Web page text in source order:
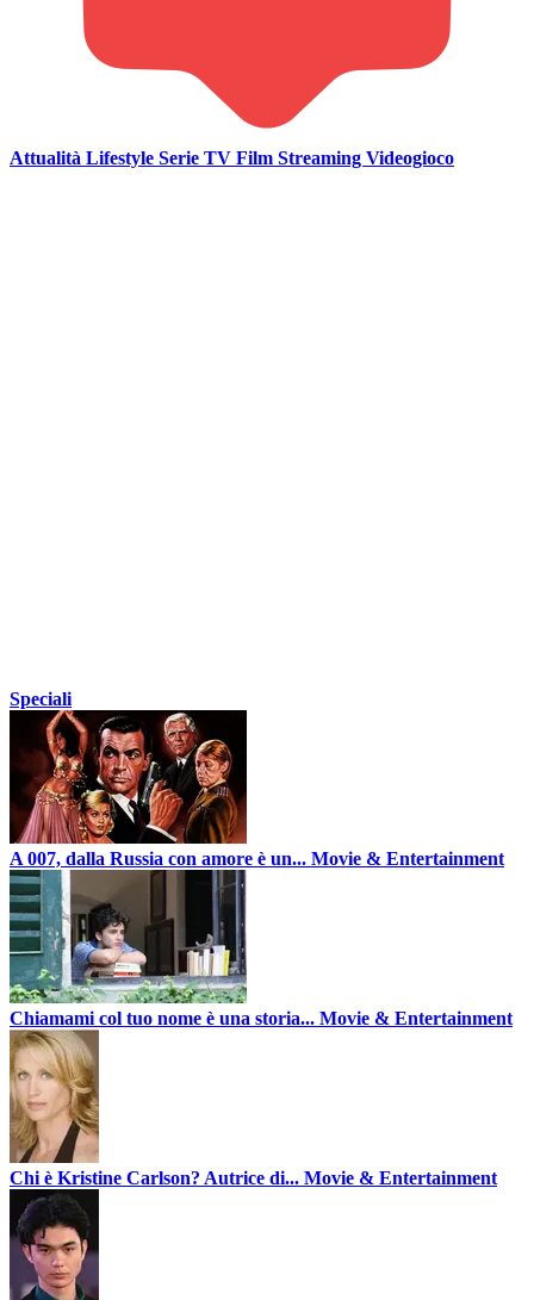
Attualità Lifestyle Serie TV Film Streaming Videogioco
Speciali
A 007, dalla Russia con amore è un... Movie & Entertainment
Chiamami col tuo nome è una storia... Movie & Entertainment
Chi è Kristine Carlson? Autrice di... Movie & Entertainment